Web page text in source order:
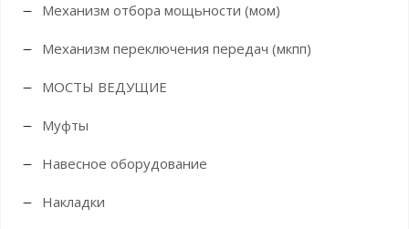
Механизм отбора мощьности (мом)
Механизм переключения передач (мкпп)
МОСТЫ ВЕДУЩИЕ
Муфты
Навесное оборудование
Накладки